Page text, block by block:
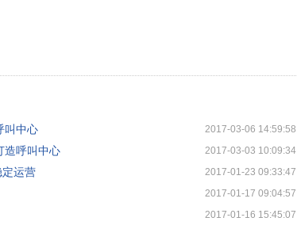
叫中心 2017-03-06 14:59:58
造呼叫中心 2017-03-03 10:09:34
运营 2017-01-23 09:33:47
2017-01-17 09:04:57
2017-01-16 15:45:07